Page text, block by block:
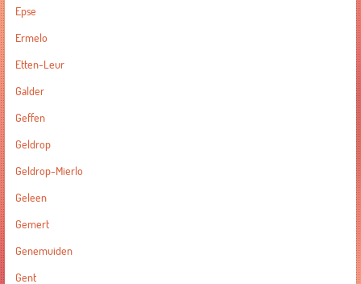
Epse
Ermelo
Etten-Leur
Galder
Geffen
Geldrop
Geldrop-Mierlo
Geleen
Gemert
Genemuiden
Gent